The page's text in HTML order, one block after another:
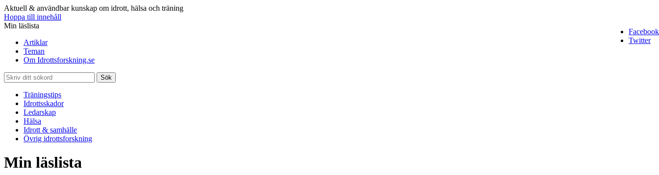
Aktuell & användbar kunskap om idrott, hälsa och träning
Facebook
Twitter
Hoppa till innehåll
Min läslista
Artiklar
Teman
Om Idrottsforskning.se
Sök
Träningstips
Idrottsskador
Ledarskap
Hälsa
Idrott & samhälle
Övrig idrottsforskning
Min läslista